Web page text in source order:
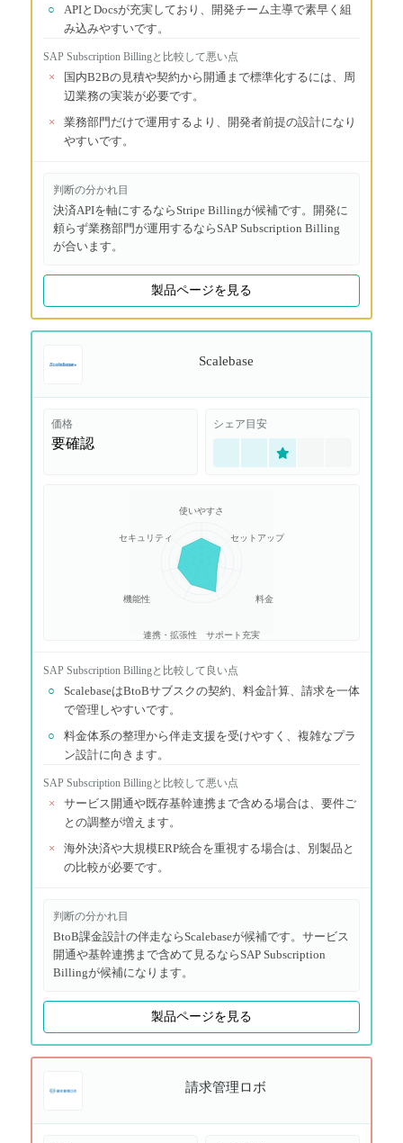
○
APIとDocsが充実しており、開発チーム主導で素早く組
み込みやすいです。
SAP Subscription Billingと比較して悪い点
×
国内B2Bの見積や契約から開通まで標準化するには、周
辺業務の実装が必要です。
×
業務部門だけで運用するより、開発者前提の設計になり
やすいです。
判断の分かれ目
決済APIを軸にするならStripe Billingが候補です。開発に
頼らず業務部門が運用するならSAP Subscription Billing
が合います。
製品ページを見る
Scalebase
価格
要確認
シェア目安
使いやすさ
セットアップ
料金
サポート充実
連携・拡張性
機能性
セキュリティ
SAP Subscription Billingと比較して良い点
○
ScalebaseはBtoBサブスクの契約、料金計算、請求を一体
で管理しやすいです。
○
料金体系の整理から伴走支援を受けやすく、複雑なプラ
ン設計に向きます。
SAP Subscription Billingと比較して悪い点
×
サービス開通や既存基幹連携まで含める場合は、要件ご
との調整が増えます。
×
海外決済や大規模ERP統合を重視する場合は、別製品と
の比較が必要です。
判断の分かれ目
BtoB課金設計の伴走ならScalebaseが候補です。サービス
開通や基幹連携まで含めて見るならSAP Subscription
Billingが候補になります。
製品ページを見る
請求管理ロボ